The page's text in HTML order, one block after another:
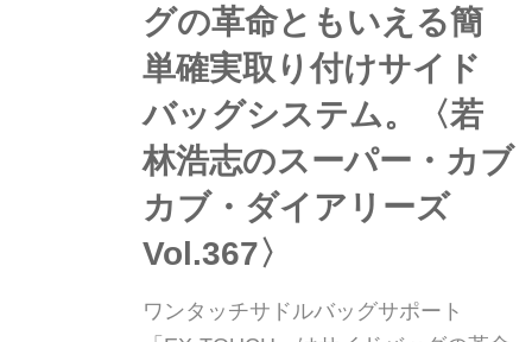
グの革命ともいえる簡
単確実取り付けサイド
バッグシステム。〈若
林浩志のスーパー・カブ
カブ・ダイアリーズ
Vol.367〉
ワンタッチサドルバッグサポート